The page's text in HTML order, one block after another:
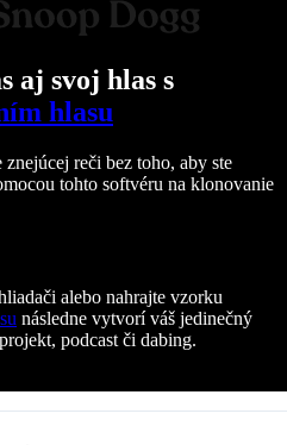
aj svoj hlas s
hlasu
reči bez toho, aby ste
tohto softvéru na klonovanie
alebo nahrajte vzorku
následne vytvorí váš jedinečný
podcast či dabing.